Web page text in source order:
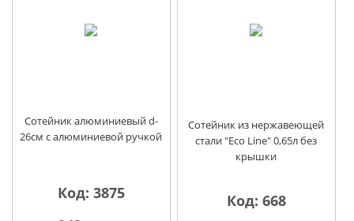
Сотейник алюминиевый d-
26см с алюминиевой ручкой
Код: 3875
Сотейник из нержавеющей
стали "Eco Line" 0,65л без
крышки
Код: 668